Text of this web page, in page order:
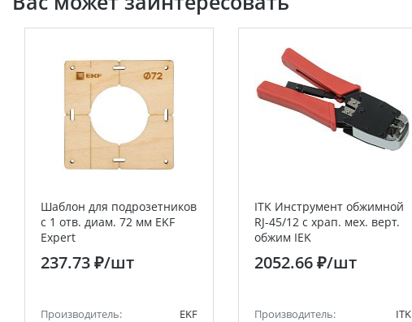
Шаблон для подрозетников
c 1 отв. диам. 72 мм EKF
Expert
237.73 ₽/шт
Производитель:
EKF
ITK Инструмент обжимной
RJ-45/12 с храп. мех. верт.
обжим IEK
2052.66 ₽/шт
Производитель:
ITK